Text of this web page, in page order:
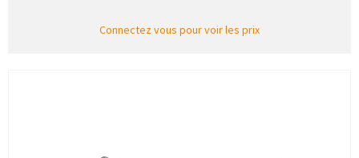
Connectez vous pour voir les prix